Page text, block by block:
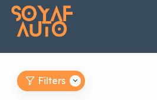
Filters